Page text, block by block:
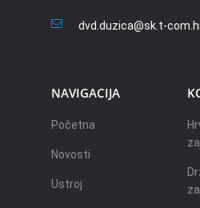
dvd.duzica@sk.t-
NAVIGACIJA
Početna
Novosti
Ustroj